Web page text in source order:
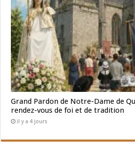
Grand Pardon de Notre-Dame de
rendez-vous de foi et de tradition
il y a 4 jours